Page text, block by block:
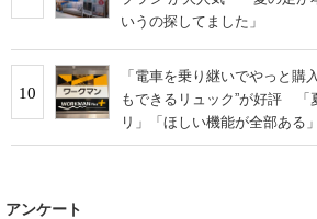
いうの探してました」
10
「電車を乗り継いでやっと
もできるリュック”が好評 「
リ」「ほしい機能が全部ある」
アンケート